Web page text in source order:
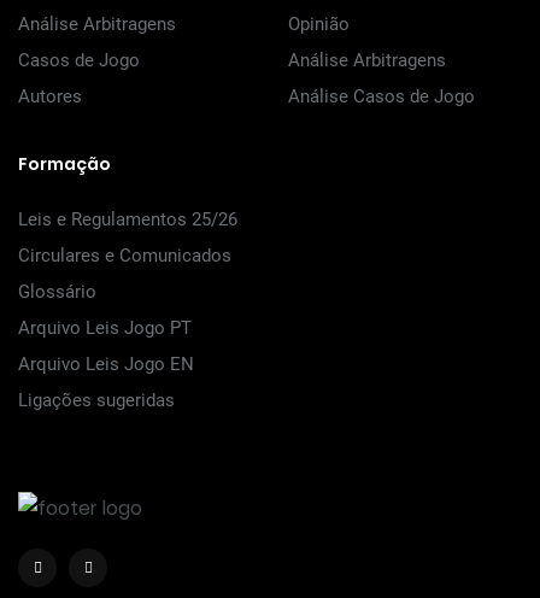
Análise Arbitragens
Casos de Jogo
Autores
Opinião
Análise Arbitragens
Análise Casos de Jogo
Formação
Leis e Regulamentos 25/26
Circulares e Comunicados
Glossário
Arquivo Leis Jogo PT
Arquivo Leis Jogo EN
Ligações sugeridas